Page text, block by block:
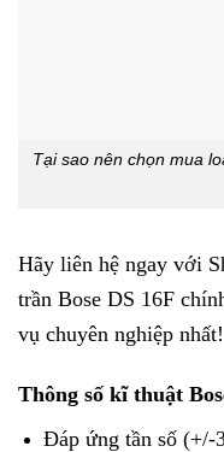
Tại sao nên chọn mua
Hãy liên hệ ngay với
trần Bose DS 16F
vụ chuyên nghiệp nhất!
Thông số kĩ thuật
Đáp ứng tần số (+/-